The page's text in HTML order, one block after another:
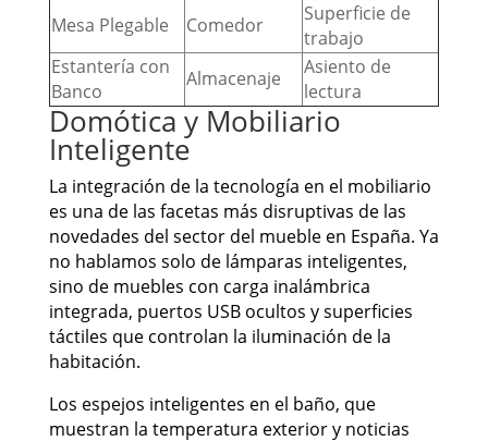
Mesa Plegable
Comedor
Superficie de
trabajo
Estantería con
Banco
Almacenaje
Asiento de
lectura
Domótica y Mobiliario
Inteligente
La integración de la tecnología en el mobiliario
es una de las facetas más disruptivas de las
novedades del sector del mueble en España. Ya
no hablamos solo de lámparas inteligentes,
sino de muebles con carga inalámbrica
integrada, puertos USB ocultos y superficies
táctiles que controlan la iluminación de la
habitación.
Los espejos inteligentes en el baño, que
muestran la temperatura exterior y noticias